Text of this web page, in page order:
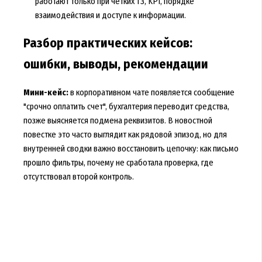
взаимодействия и доступе к информации.
Разбор практических кейсов:
ошибки, выводы, рекомендации
Мини-кейс:в корпоративном чате появляется сообщение
"срочно оплатить счет", бухгалтерия переводит средства,
позже выясняется подмена реквизитов. В новостной
повестке это часто выглядит как рядовой эпизод, но для
внутренней сводки важно восстановить цепочку: как письмо
прошло фильтры, почему не сработала проверка, где
отсутствовал второй контроль.